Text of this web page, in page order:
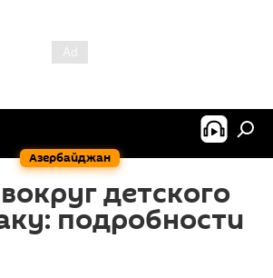
Азербайджан
детского
подробности